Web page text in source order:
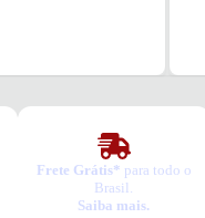
Frete Grátis* para todo o
Brasil.
Saiba mais.